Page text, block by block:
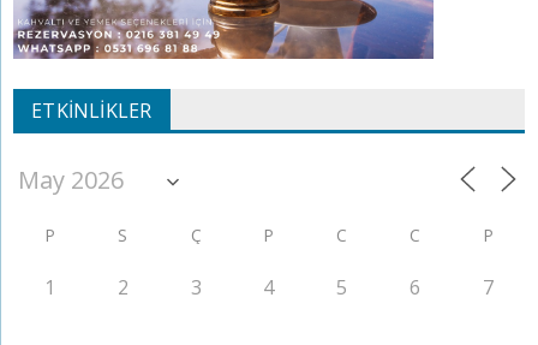
ETKINLIKLER
P S Ç P C C P
1 2 3 4 5 6 7